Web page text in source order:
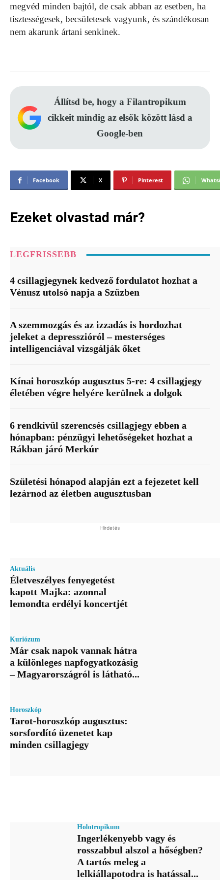
megvéd minden bajtól, de csak abban az esetben, ha
tisztességesek, becsületesek vagyunk, és szándékosan
nem akarunk ártani senkinek.
Állítsd be, hogy a Filantropikum
cikkeit mindig az elsők között lásd a
Google-ben
Facebook X Pinterest
Ezeket olvastad már?
LEGFRISSEBB
4 csillagjegynek kedvező fordulatot hozhat a
Vénusz utolsó napja a Szűzben
A szemmozgás és az izzadás is hordozhat
jeleket a depresszióról – mesterséges
intelligenciával vizsgálják őket
Kínai horoszkóp augusztus 5-re: 4 csillagjegy
életében végre helyére kerülnek a dolgok
6 rendkívül szerencsés csillagjegy ebben a
hónapban: pénzügyi lehetőségeket hozhat a
Rákban járó Merkúr
Születési hónapod alapján ezt a fejezetet kell
lezárnod az életben augusztusban
Hirdetés
Aktuális
Életveszélyes fenyegetést
kapott Majka: azonnal
lemondta erdélyi koncertjét
Kuriózum
Már csak napok vannak hátra
a különleges napfogyatkozásig
– Magyarországról is látható...
Horoszkóp
Tarot-horoszkóp augusztus:
sorsfordító üzenetet kap
minden csillagjegy
Holotropikum
Ingerlékenyebb vagy és
rosszabbul alszol a hőségben?
A tartós meleg a
lelkiállapotodra is hatással...